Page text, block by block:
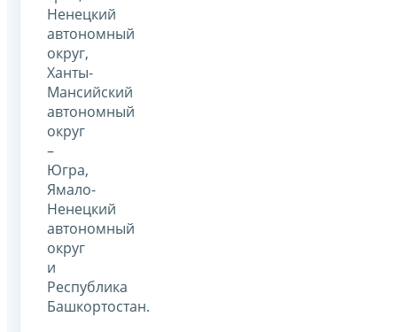
Ненецкий
автономный
округ,
Ханты-
Мансийский
автономный
округ
–
Югра,
Ямало-
Ненецкий
автономный
округ
и
Республика
Башкортостан.